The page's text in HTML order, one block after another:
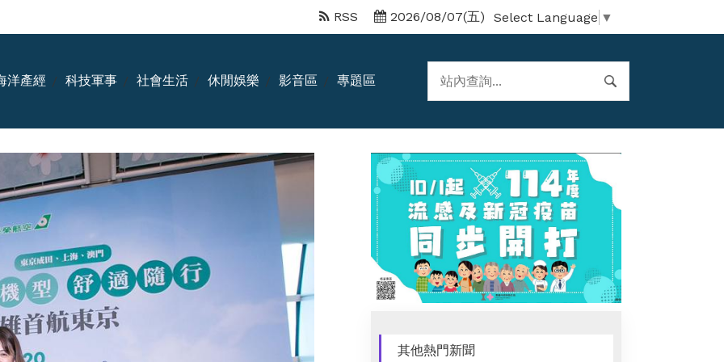
Select Language ▼
2026/08/07(五)
RSS
洋產經 科技軍事 社會生活 休閒娛樂 影音區 專題區
其他熱門新聞